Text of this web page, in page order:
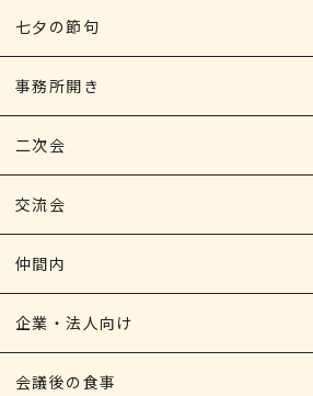
七夕の節句
事務所開き
二次会
交流会
仲間内
企業・法人向け
会議後の食事